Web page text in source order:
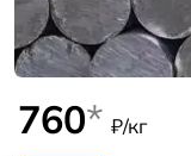
760* ₽/кг